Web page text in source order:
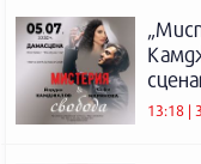
13:18 |